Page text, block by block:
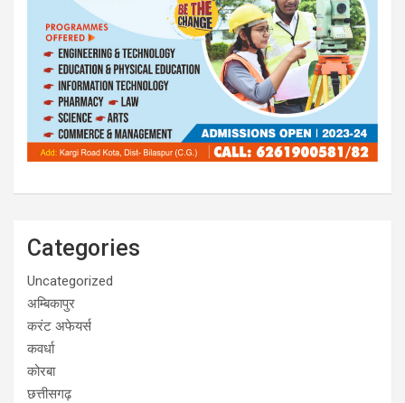
Categories
Uncategorized
अम्बिकापुर
करंट अफेयर्स
कवर्धा
कोरबा
छत्तीसगढ़